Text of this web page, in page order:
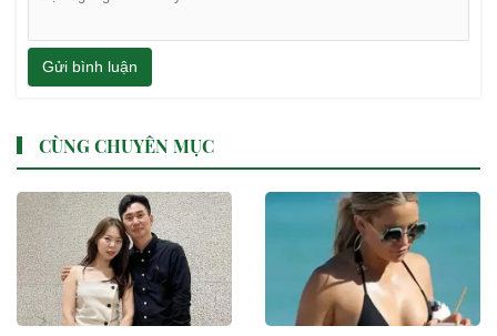
Gửi bình luận
CÙNG CHUYÊN MỤC